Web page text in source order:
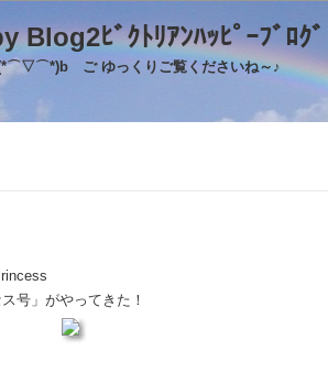
Blog2ﾋﾞｸﾄﾘｱﾝﾊｯﾋ
(*⌒▽⌒*)b ご ゆっくりご覧くださいね～♪
号」がやってきた！